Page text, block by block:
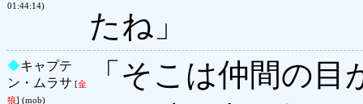
01:44:14)
たね」
◆キャプテ
ン・ムラサ [金
狼] (mob)
「そこは仲間の